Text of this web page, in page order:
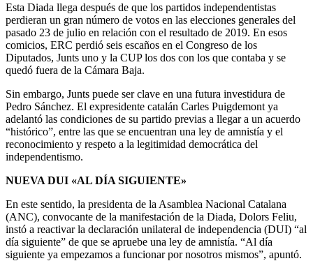
Esta Diada llega después de que los partidos independentistas
perdieran un gran número de votos en las elecciones generales del
pasado 23 de julio en relación con el resultado de 2019. En esos
comicios, ERC perdió seis escaños en el Congreso de los
Diputados, Junts uno y la CUP los dos con los que contaba y se
quedó fuera de la Cámara Baja.
Sin embargo, Junts puede ser clave en una futura investidura de
Pedro Sánchez. El expresidente catalán Carles Puigdemont ya
adelantó las condiciones de su partido previas a llegar a un acuerdo
“histórico”, entre las que se encuentran una ley de amnistía y el
reconocimiento y respeto a la legitimidad democrática del
independentismo.
NUEVA DUI «AL DÍA SIGUIENTE»
En este sentido, la presidenta de la Asamblea Nacional Catalana
(ANC), convocante de la manifestación de la Diada, Dolors Feliu,
instó a reactivar la declaración unilateral de independencia (DUI) “al
día siguiente” de que se apruebe una ley de amnistía. “Al día
siguiente ya empezamos a funcionar por nosotros mismos”, apuntó.